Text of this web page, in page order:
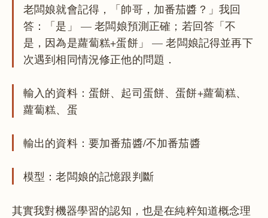
老闆娘就會記得，「帥哥，加番茄醬？」我回
答：「是」 — 老闆娘預測正確；若回答「不
是，因為是蘿蔔糕+蛋餅」 — 老闆娘記得並再下
次遇到相同情況修正他的問題．
輸入的資料：蛋餅、起司蛋餅、蛋餅+蘿蔔糕、
蘿蔔糕、蛋
輸出的資料：要加番茄醬/不加番茄醬
模型：老闆娘的記憶跟判斷
其實我對機器學習的認知，也是在純粹知道概念理